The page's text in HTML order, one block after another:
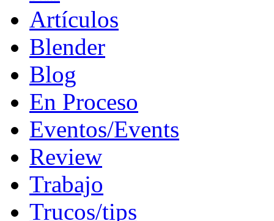
Artículos
Blender
Blog
En Proceso
Eventos/Events
Review
Trabajo
Trucos/tips